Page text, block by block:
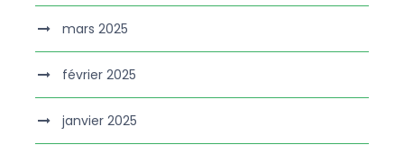
mars 2025
février 2025
janvier 2025